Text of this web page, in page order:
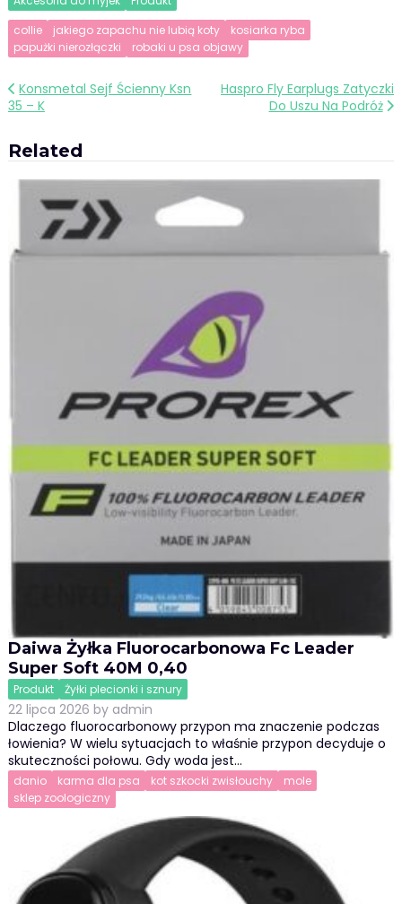
collie
jakiego zapachu nie lubią koty
kosiarka ryba
papużki nierozłączki
robaki u psa objawy
Nawigacja
wpisu
Konsmetal Sejf Ścienny Ksn
35 – K
Haspro Fly Earplugs Zatyczki
Do Uszu Na Podróż
Related
Daiwa Żyłka Fluorocarbonowa Fc Leader
Super Soft 40M 0,40
Produkt Żyłki plecionki i sznury
22 lipca 2026 by admin
Dlaczego fluorocarbonowy przypon ma znaczenie podczas
łowienia? W wielu sytuacjach to właśnie przypon decyduje o
skuteczności połowu. Gdy woda jest…
danio karma dla psa kot szkocki zwisłouchy
mole
sklep zoologiczny